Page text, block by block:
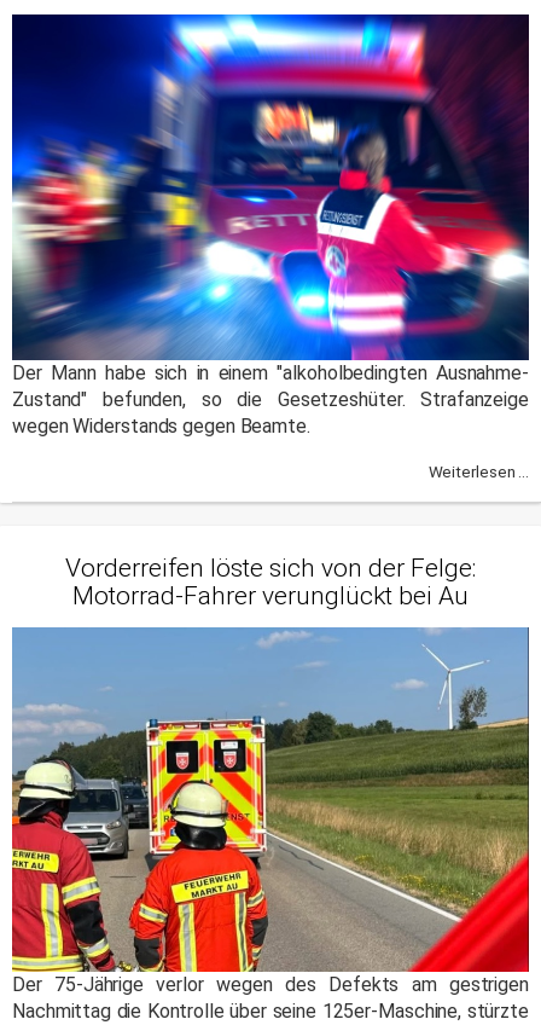
Der Mann habe sich in einem "alkoholbedingten Ausnahme-
Zustand" befunden, so die Gesetzeshüter. Strafanzeige
wegen Widerstands gegen Beamte.
Weiterlesen ...
Vorderreifen löste sich von der Felge:
Motorrad-Fahrer verunglückt bei Au
Der 75-Jährige verlor wegen des Defekts am gestrigen
Nachmittag die Kontrolle über seine 125er-Maschine, stürzte